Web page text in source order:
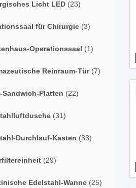
Licht LED (23)
für Chirurgie (3)
Operationssaal (1)
Reinraum-Tür(7)
Sandwich-Platten (22)
(31)
Durchlauf-Kasten (33)
(29)
Edelstahl-Wanne (25)